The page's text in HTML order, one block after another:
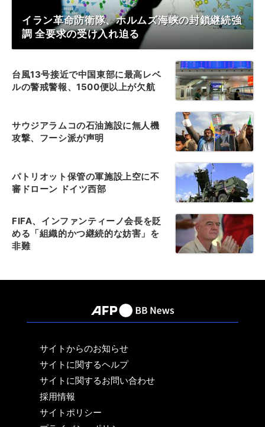
イラン革命防衛隊、ホルムズ海峡の封鎖継続強
調 全要求の受け入れ迫る
台風13号接近で中国東部に最高レベ
ルの警戒警報、1500便以上が欠航
サウジアラムコの石油施設に無人機
攻撃、フーシ派が声明
パトリオット保管の軍施設上空に不
審ドローン ドイツ西部
FIFA、インファンティーノ会長を貶
める「組織的かつ継続的な妨害」を
非難
サイトからのお知らせ
サイトに関するヘルプ
サイトに関するお問い合わせ
採用情報
サイトポリシー